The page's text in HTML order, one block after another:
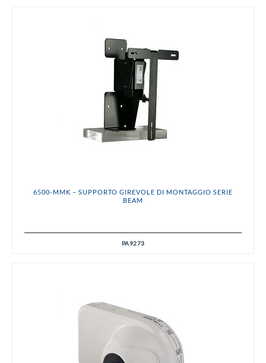
6500-MMK – SUPPORTO GIREVOLE DI MONTAGGIO SERIE
BEAM
PA9273